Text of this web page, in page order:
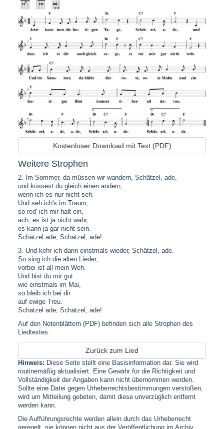
Kostenloser Download mit Text (PDF)
Weitere Strophen
2. Im Sommer, da müssen wir wandern, Schätzel, ade,
und küssest du gleich einen andern,
wenn ich es nur nicht seh.
Und seh ich's im Traum,
so red' ich mir halt ein,
ach, es ist ja nicht wahr,
es kann ja gar nicht sein.
Schätzel ade, Schätzel, ade!
3. Und kehr ich dann einstmals wieder, Schätzel, ade.
So sing ich die alten Lieder,
vorbei ist all mein Weh.
Und bist du mir gut
wie einstmals im Mai,
so bleib ich bei dir
auf ewige Treu.
Schätzel ade, Schätzel, ade!
Auf den Notenblättern (PDF) befinden sich alle Strophen des
Liedtextes.
Zurück zum Lied
Hinweis: Diese Seite stellt eine Basisinformation dar. Sie wird
routinemäßig aktualisiert. Eine Gewähr für die Richtigkeit und
Vollständigkeit der Angaben kann nicht übernommen werden.
Sollte eine Datei gegen Urheberrechtsbestimmungen verstoßen,
wird um Mitteilung gebeten, damit diese unverzüglich entfernt
werden kann.
Die Aufführungsrechte werden allein durch das Urheberrecht
geregelt, sie können nicht aus der Veröffentlichung im Archiv